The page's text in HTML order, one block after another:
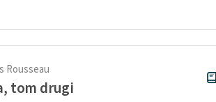
Rousseau
tom drugi